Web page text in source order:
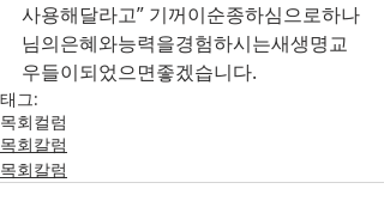
사용해달라고” 기꺼이순종하심으로하나
님의은혜와능력을경험하시는새생명교
우들이되었으면좋겠습니다.
태그:
목회컬럼
목회칼럼
목회칼럼